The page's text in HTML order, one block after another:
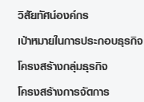
วิสัยทัศน์องค์กร
เป้าหมายในการประกอบธุรกิจ
โครงสร้างกลุ่มธุรกิจ
โครงสร้างการจัดการ